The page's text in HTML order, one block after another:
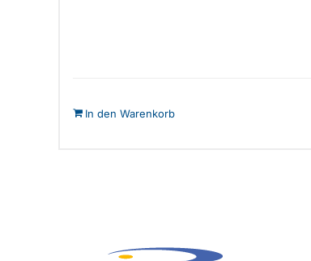
In den Warenkorb